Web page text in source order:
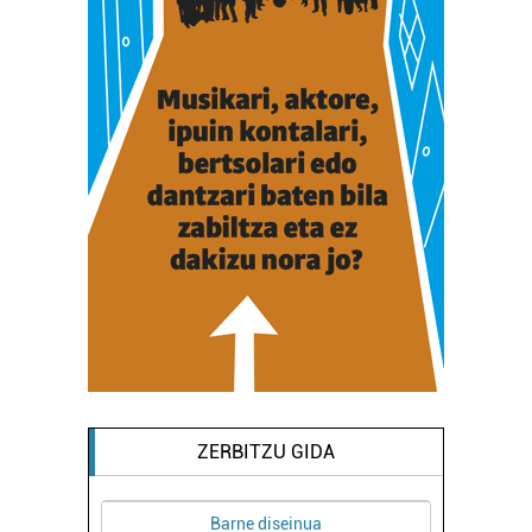
ZERBITZU GIDA
Barne diseinua